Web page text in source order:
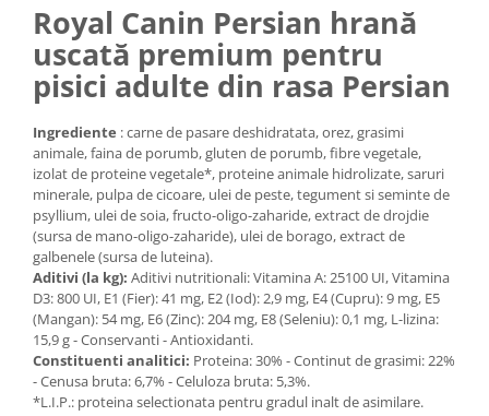
Piese de schimb
Pasari
Batoane
Colivii pentru pasari
Hrana pasari
Rozatoare
Igiena rozatoare
Hrana Rozatoare
Reptile
Hrana reptile
Igiena reptile
Decoruri terarii
Incalzitoare si pompe terarii
Solutii iluminat terarii
Royal Canin Persian hrană
uscată premium pentru
pisici adulte din rasa Persian
Ingrediente : carne de pasare deshidratata, orez, grasimi
animale, faina de porumb, gluten de porumb, fibre vegetale,
izolat de proteine vegetale*, proteine animale hidrolizate, saruri
minerale, pulpa de cicoare, ulei de peste, tegument si seminte de
psyllium, ulei de soia, fructo-oligo-zaharide, extract de drojdie
(sursa de mano-oligo-zaharide), ulei de borago, extract de
galbenele (sursa de luteina).
Aditivi (la kg): Aditivi nutritionali: Vitamina A: 25100 UI, Vitamina
D3: 800 UI, E1 (Fier): 41 mg, E2 (Iod): 2,9 mg, E4 (Cupru): 9 mg, E5
(Mangan): 54 mg, E6 (Zinc): 204 mg, E8 (Seleniu): 0,1 mg, L-lizina:
15,9 g - Conservanti - Antioxidanti.
Constituenti analitici: Proteina: 30% - Continut de grasimi: 22%
- Cenusa bruta: 6,7% - Celuloza bruta: 5,3%.
*L.I.P.: proteina selectionata pentru gradul inalt de asimilare.